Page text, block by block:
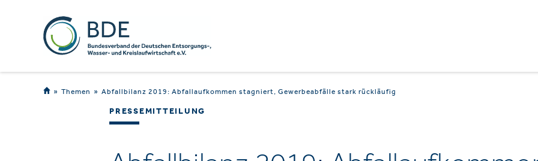
Themen Abfallbilanz 2019: Abfallaufkommen stagniert, Gewerbeabfälle stark rückläufig
PRESSEMITTEILUNG